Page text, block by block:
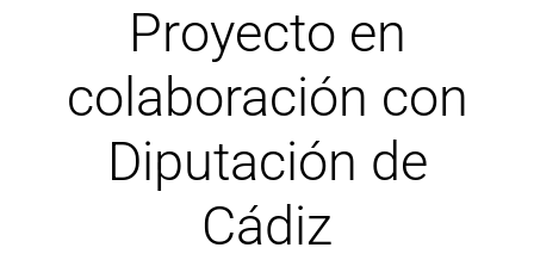
Proyecto en
colaboración con
Diputación de
Cádiz